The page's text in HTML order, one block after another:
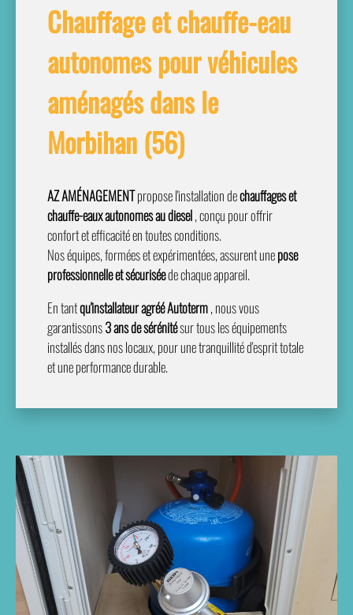
Chauffage et chauffe-eau
autonomes pour véhicules
aménagés dans le
Morbihan (56)
AZ AMÉNAGEMENTpropose l'installation dechauffages et
chauffe-eaux autonomes au diesel, conçu pour offrir
confort et efficacité en toutes conditions.
Nos équipes, formées et expérimentées, assurent unepose
professionnelle et sécuriséede chaque appareil.
En tantqu'installateur agréé Autoterm, nous vous
garantissons3 ans de sérénitésur tous les équipements
installés dans nos locaux, pour une tranquillité d'esprit totale
et une performance durable.